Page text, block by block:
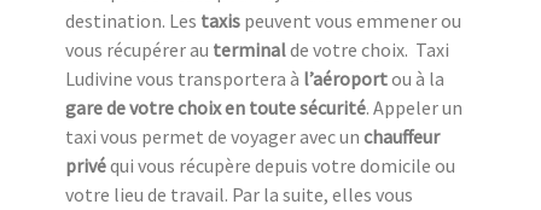
destination. Les taxis peuvent vous emmener ou
vous récupérer au terminalde votre choix. Taxi
Ludivine vous transportera à l’aéroportou à la
gare de votre choix en toute sécurité. Appeler un
taxi vous permet de voyager avec un chauffeur
privéqui vous récupère depuis votre domicile ou
votre lieu de travail. Par la suite, elles vous